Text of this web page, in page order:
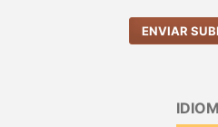
ENVIAR